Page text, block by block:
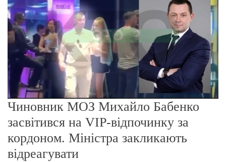
о
р
е
ж
и
Чиновник МОЗ Михайло Бабенко
засвітився на VIP-відпочинку за
кордоном. Міністра закликають
відреагувати